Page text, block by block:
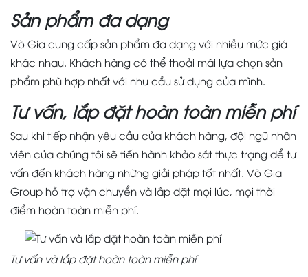
Sản phẩm đa dạng
Võ Gia cung cấp sản phẩm đa dạng với nhiều mức giá
khác nhau. Khách hàng có thể thoải mái lựa chọn sản
phẩm phù hợp nhất với nhu cầu sử dụng của mình.
Tư vấn, lắp đặt hoàn toàn miễn phí
Sau khi tiếp nhận yêu cầu của khách hàng, đội ngũ nhân
viên của chúng tôi sẽ tiến hành khảo sát thực trạng để tư
vấn đến khách hàng những giải pháp tốt nhất. Võ Gia
Group hỗ trợ vận chuyển và lắp đặt mọi lúc, mọi thời
điểm hoàn toàn miễn phí.
Tư vấn và lắp đặt hoàn toàn miễn phí